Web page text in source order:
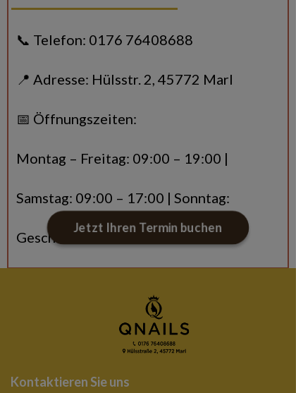
📞 Telefon: 0176 76408688
📍 Adresse: Hülsstr. 2, 45772 Marl
📅 Öffnungszeiten:
Montag – Freitag: 09:00 – 19:00 |
Samstag: 09:00 – 17:00 | Sonntag:
Geschlossen
Jetzt Ihren Termin buchen
Kontaktieren Sie uns